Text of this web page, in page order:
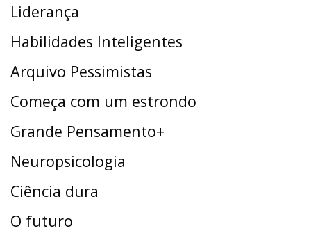
Liderança
Habilidades Inteligentes
Arquivo Pessimistas
Começa com um estrondo
Grande Pensamento+
Neuropsicologia
Ciência dura
O futuro